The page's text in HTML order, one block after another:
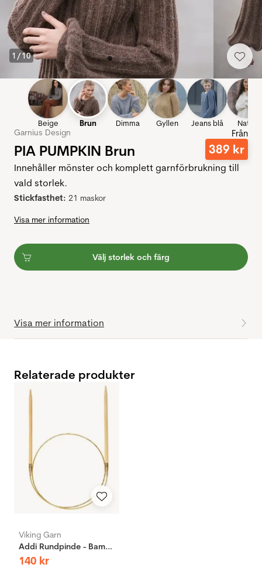
1 /10
Beige Brun Dimma Gyllen Jeans blå Natur
Garnius Design
PIA PUMPKIN Brun
Från
389 kr
Innehåller mönster och komplett garnförbrukning till
vald storlek.
Stickfasthet: 21 maskor
Visa mer information
Välj storlek och färg
Visa mer information
Relaterade produkter
Viking Garn
Addi Rundpinde - Bambus - 40cm - 3mm
140 kr